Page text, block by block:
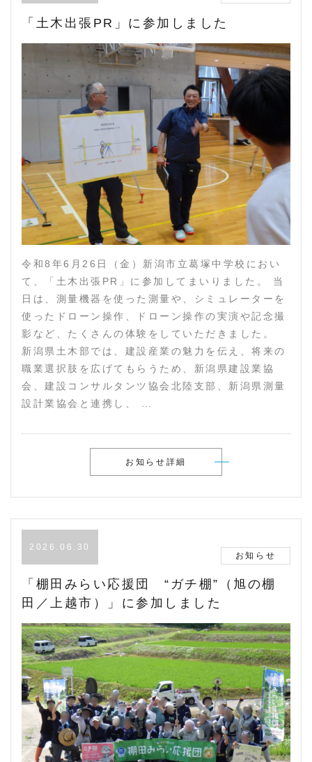
「土木出張PR」に参加しました
令和8年6月26日（金）新潟市立葛塚中学校におい
て、「土木出張PR」に参加してまいりました。 当
日は、測量機器を使った測量や、シミュレーターを
使ったドローン操作、ドローン操作の実演や記念撮
影など、たくさんの体験をしていただきました。
新潟県土木部では、建設産業の魅力を伝え、将来の
職業選択肢を広げてもらうため、新潟県建設業協
会、建設コンサルタンツ協会北陸支部、新潟県測量
設計業協会と連携し、 …
お知らせ詳細
2026.06.30
お知らせ
「棚田みらい応援団 “ガチ棚”（旭の棚
田／上越市）」に参加しました